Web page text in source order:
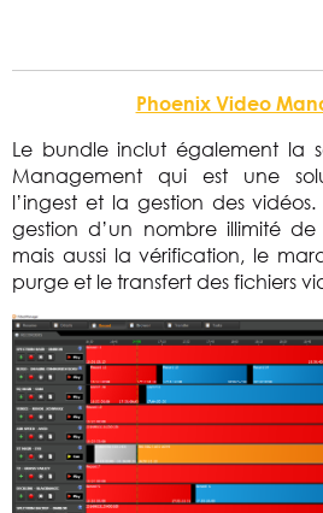
Phoenix Video
Le bundle inclut également la
Management qui est une
l’ingest et la gestion des
gestion d’un nombre illimité
mais aussi la vérification, le
purge et le transfert des fichiers